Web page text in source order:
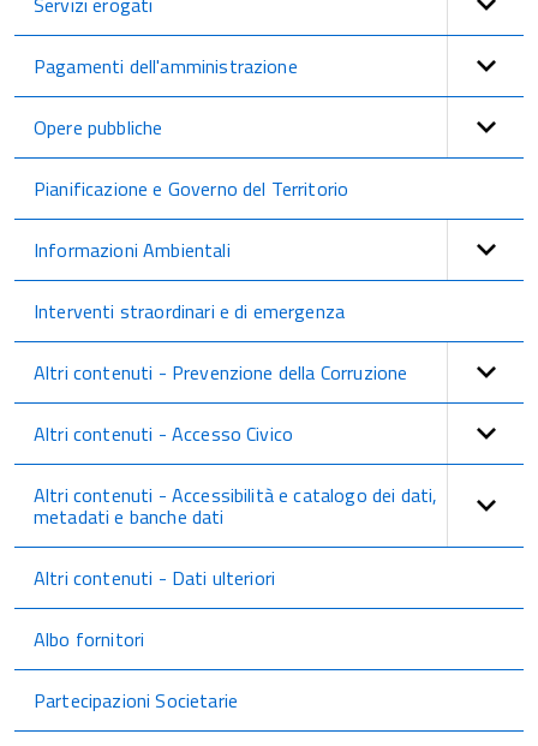
Pagamenti dell'amministrazione
Opere pubbliche
Pianificazione e Governo del Territorio
Informazioni Ambientali
Interventi straordinari e di emergenza
Altri contenuti - Prevenzione della Corruzione
Altri contenuti - Accesso Civico
Altri contenuti - Accessibilità e catalogo dei dati,
metadati e banche dati
Altri contenuti - Dati ulteriori
Albo fornitori
Partecipazioni Societarie